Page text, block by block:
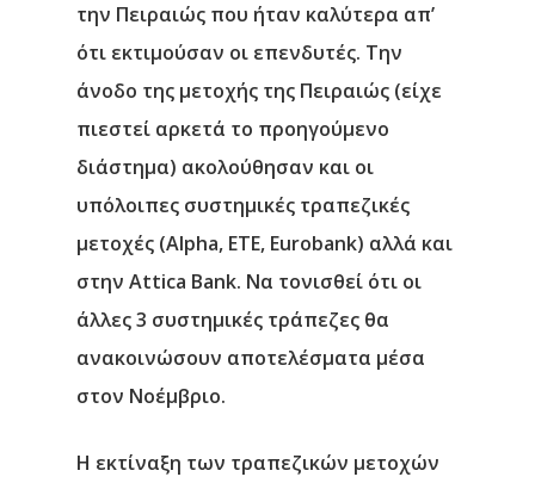
την Πειραιώς που ήταν καλύτερα απ’
ότι εκτιμούσαν οι επενδυτές. Την
άνοδο της μετοχής της Πειραιώς (είχε
πιεστεί αρκετά το προηγούμενο
διάστημα) ακολούθησαν και οι
υπόλοιπες συστημικές τραπεζικές
μετοχές (Alpha, ETE, Eurobank) αλλά και
στην Attica Bank. Να τονισθεί ότι οι
άλλες 3 συστημικές τράπεζες θα
ανακοινώσουν αποτελέσματα μέσα
στον Νοέμβριο.
Η εκτίναξη των τραπεζικών μετοχών